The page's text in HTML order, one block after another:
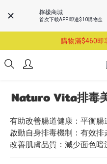
檸檬商城
首次下載APP 即送$10購物金
購物滿$460即
購物滿$460即
已支持葵涌門
Naturo Vita排毒
有助改善腸道健康：平衡腸
啟動自身排毒機制：有效排
改善肌膚品質：減少面色暗